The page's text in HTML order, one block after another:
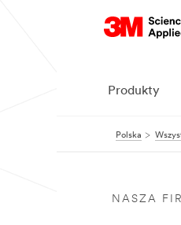
Produkty
Polska
NASZA